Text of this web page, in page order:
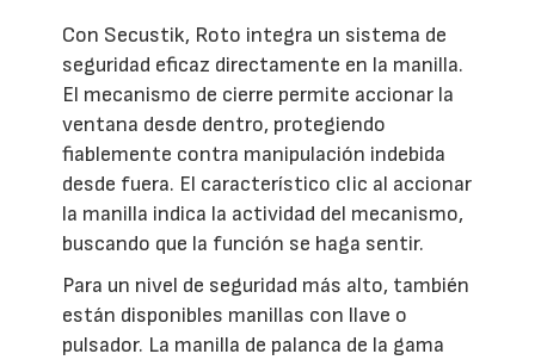
Con Secustik, Roto integra un sistema de
seguridad eficaz directamente en la manilla.
El mecanismo de cierre permite accionar la
ventana desde dentro, protegiendo
fiablemente contra manipulación indebida
desde fuera. El característico clic al accionar
la manilla indica la actividad del mecanismo,
buscando que la función se haga sentir.
Para un nivel de seguridad más alto, también
están disponibles manillas con llave o
pulsador. La manilla de palanca de la gama